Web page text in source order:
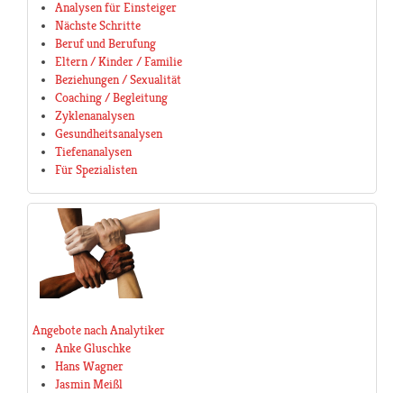
Analysen für Einsteiger
Nächste Schritte
Beruf und Berufung
Eltern / Kinder / Familie
Beziehungen / Sexualität
Coaching / Begleitung
Zyklenanalysen
Gesundheitsanalysen
Tiefenanalysen
Für Spezialisten
Angebote nach Analytiker
Anke Gluschke
Hans Wagner
Jasmin Meißl